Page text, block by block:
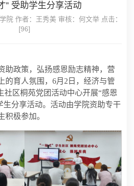
” 受助学生分享活动
院 作者：王秀美 审核：何文举 点击：
[96]
助政策，弘扬感恩励志精神，营
的育人氛围，6月2日，经济与管
社区桐苑党团活动中心开展“感恩
生分享活动。活动由学院资助专干
积极参加。